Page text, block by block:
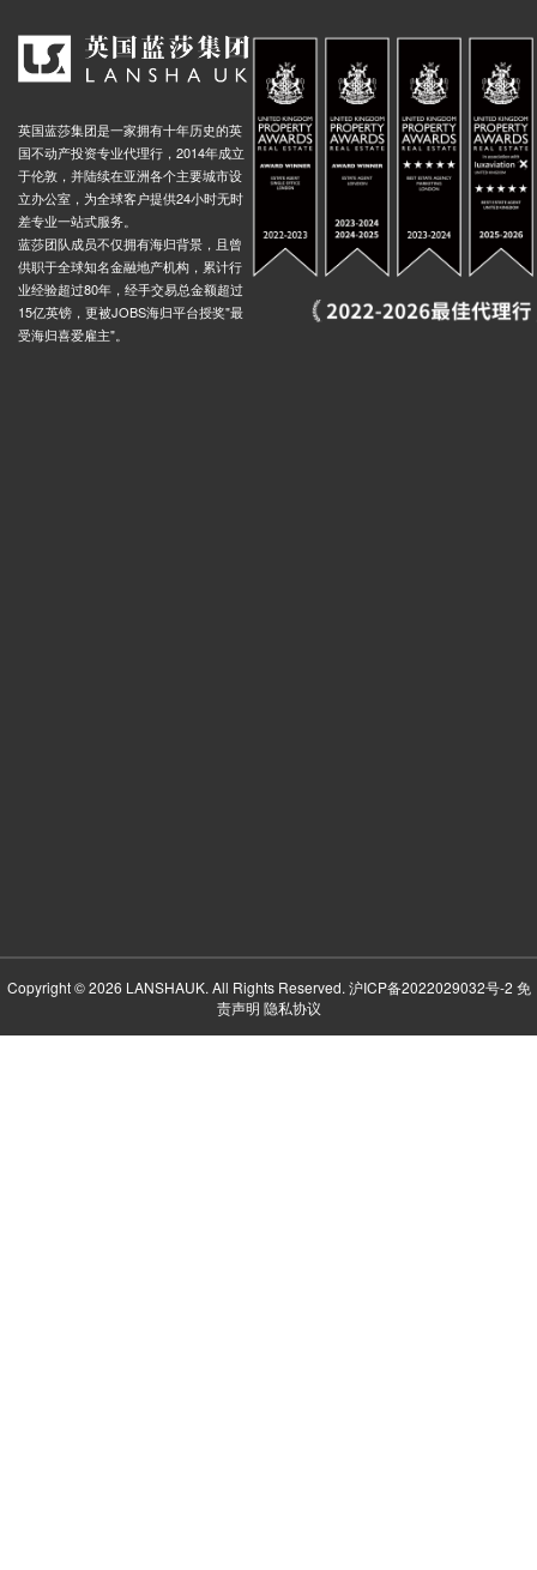
英国蓝莎集团是一家拥有十年历史的英
国不动产投资专业代理行，2014年成立
于伦敦，并陆续在亚洲各个主要城市设
立办公室，为全球客户提供24小时无时
差专业一站式服务。
蓝莎团队成员不仅拥有海归背景，且曾
供职于全球知名金融地产机构，累计行
业经验超过80年，经手交易总金额超过
15亿英镑，更被JOBS海归平台授奖"最
受海归喜爱雇主"。
Copyright © 2026 LANSHAUK. All Rights Reserved. 沪ICP备2022029032号-2 免
责声明 隐私协议